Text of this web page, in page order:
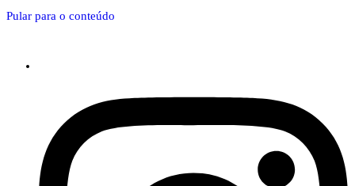
Pular para o conteúdo